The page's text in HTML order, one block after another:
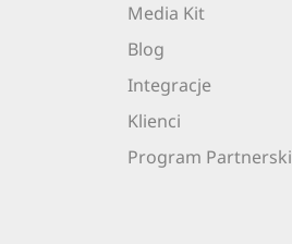
Media Kit
Blog
Integracje
Klienci
Program Partnerski